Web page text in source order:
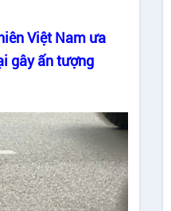
Việt Nam ưa
gây ấn tượng